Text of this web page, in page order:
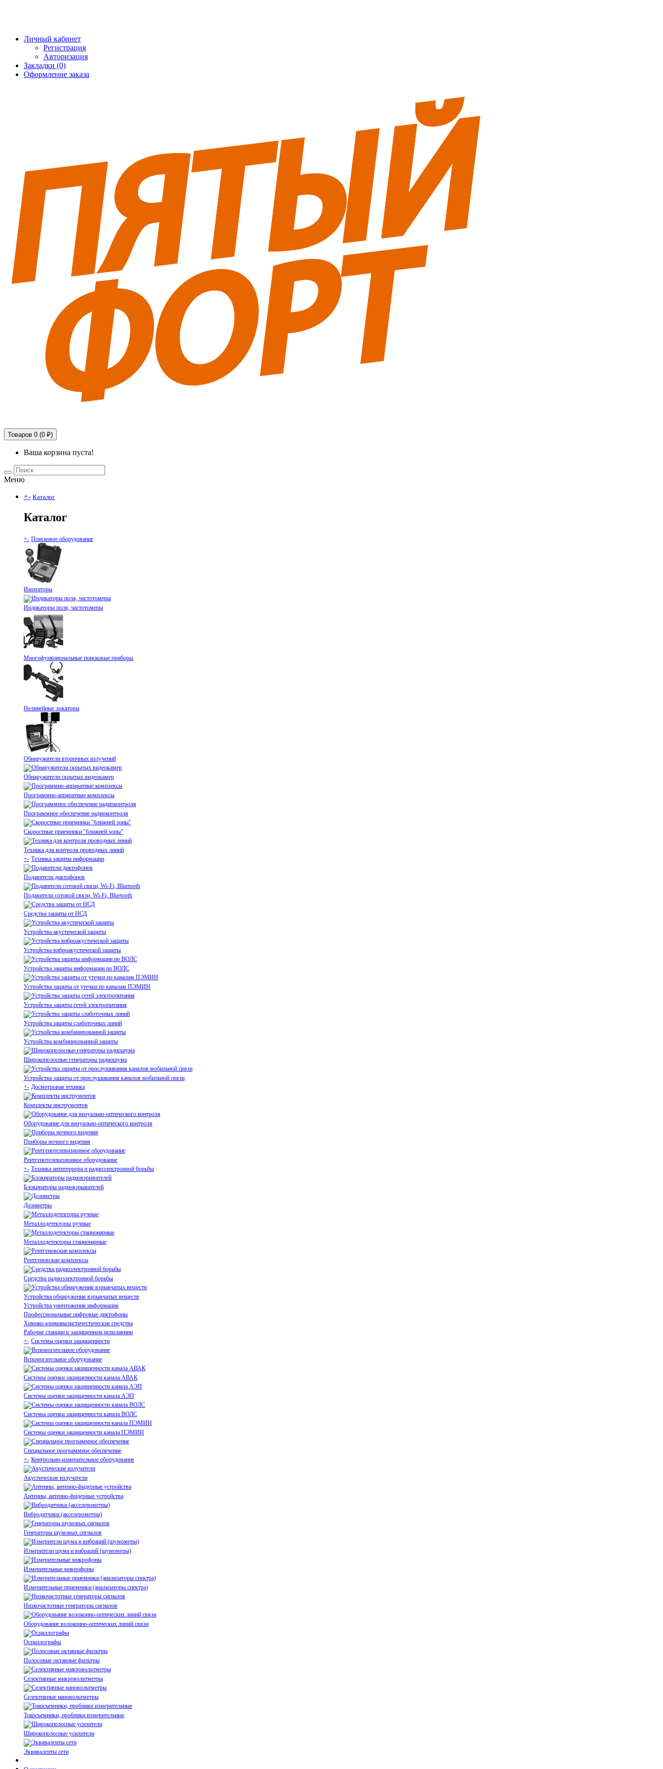
Личный кабинет
Регистрация
Авторизация
Закладки (0)
Оформление заказа
Товаров 0 (0 ₽)
Ваша корзина пуста!
Меню
+- Каталог
Каталог
+- Поисковое оборудование
Имитаторы
Индикаторы поля, частотомеры
Многофункциональные поисковые приборы
Нелинейные локаторы
Обнаружители вторичных излучений
Обнаружители скрытых видеокамер
Программно-аппаратные комплексы
Программное обеспечение радиоконтроля
Скоростные приемники "ближней зоны"
Техника для контроля проводных линий
+- Техника защиты информации
Подавители диктофонов
Подавители сотовой связи, Wi-Fi, Bluetooth
Средства защиты от НСД
Устройства акустической защиты
Устройства виброакустической защиты
Устройства защиты информации по ВОЛС
Устройства защиты от утечки по каналам ПЭМИН
Устройства защиты сетей электропитания
Устройства защиты слаботочных линий
Устройства комбинированной защиты
Широкополосные генераторы радиошума
Устройства защиты от прослушивания каналов мобильной связи
+- Досмотровая техника
Комплекты инструментов
Оборудование для визуально-оптического контроля
Приборы ночного видения
Рентгенотелевизионное оборудование
+- Техника антитеррора и радиоэлектронной борьбы
Блокираторы радиовзрывателей
Дозиметры
Металлодетекторы ручные
Металлодетекторы стационарные
Рентгеновские комплексы
Средства радиоэлектронной борьбы
Устройства обнаружения взрывчатых веществ
Устройства уничтожения информации
Профессиональные цифровые диктофоны
Химико-криминалистичестические средства
Рабочие станции в защищенном исполнении
+- Системы оценки защищенности
Вспомогательное оборудование
Системы оценки защищенности канала АВАК
Системы оценки защищенности канала АЭП
Системы оценки защищенности канала ВОЛС
Системы оценки защищенности канала ПЭМИН
Специальное программное обеспечение
+- Контрольно-измерительное оборудование
Акустические излучатели
Антенны, антенно-фидерные устройства
Вибродатчики (акселерометры)
Генераторы шумовых сигналов
Измерители шума и вибраций (шумомеры)
Измерительные микрофоны
Измерительные приемники (анализаторы спектра)
Низкочастотные генераторы сигналов
Оборудование волоконно-оптических линий связи
Осциллографы
Полосовые октавные фильтры
Селективные микровольтметры
Селективные нановольтметры
Токосъемники, пробники измерительные
Широкополосные усилители
Эквиваленты сети